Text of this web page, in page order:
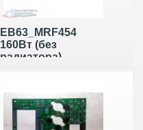
EB63_MRF454
160Вт (без
радиатора)